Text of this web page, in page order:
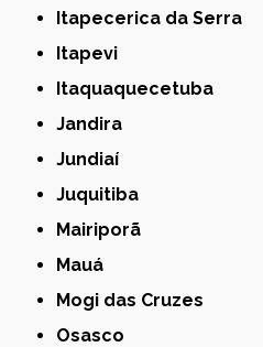
Itapecerica da Serra
Itapevi
Itaquaquecetuba
Jandira
Jundiaí
Juquitiba
Mairiporã
Mauá
Mogi das Cruzes
Osasco